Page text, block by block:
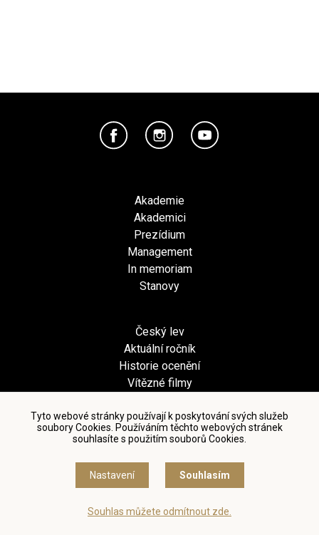
Tyto webové stránky používají k poskytování svých služeb
soubory Cookies. Používáním těchto webových stránek
souhlasíte s použitím souborů Cookies.
Nastavení Souhlasím
Souhlas můžete odmítnout zde.
Akademie
Akademici
Prezídium
Management
In memoriam
Stanovy
Český lev
Aktuální ročník
Historie ocenění
Vítězné filmy
Press
Tiskové zprávy
Foto
Kontakt